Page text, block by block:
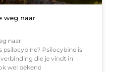
weg naar
naar
psilocybine? Psilocybine is
die je vindt in
wel bekend